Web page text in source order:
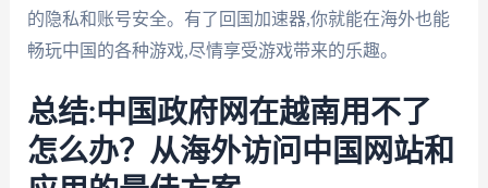
的隐私和账号安全。有了回国加速器,你就能在海外也能
畅玩中国的各种游戏,尽情享受游戏带来的乐趣。
总结:中国政府网在越南用不了
怎么办？从海外访问中国网站和